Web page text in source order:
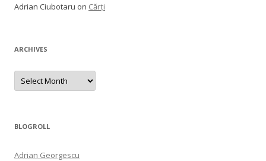
Adrian Ciubotaru on Cărți
ARCHIVES
Archives
BLOGROLL
Adrian Georgescu